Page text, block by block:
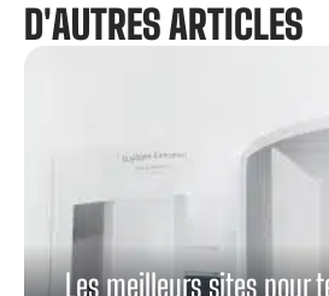
D'AUTRES ARTICLES
Les meilleurs sites pour